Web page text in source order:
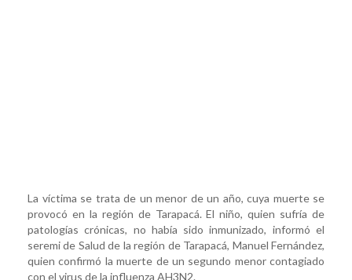
La víctima se trata de un menor de un año, cuya muerte se
provocó en la región de Tarapacá. El niño, quien sufría de
patologías crónicas, no había sido inmunizado, informó el
seremi de Salud de la región de Tarapacá, Manuel Fernández,
quien confirmó la muerte de un segundo menor contagiado
con el virus de la influenza AH3N2.